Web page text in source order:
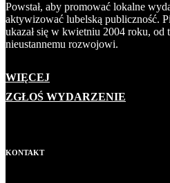
Powstał, aby promować lokalne
aktywizować lubelską publiczność.
ukazał się w kwietniu 2004 roku, od
nieustannemu rozwojowi.
WIĘCEJ
ZGŁOŚ WYDARZENIE
KONTAKT